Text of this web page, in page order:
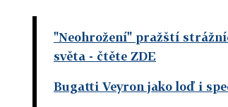
"Neohrožení" pražští
světa - čtěte ZDE
Bugatti Veyron jako loď i